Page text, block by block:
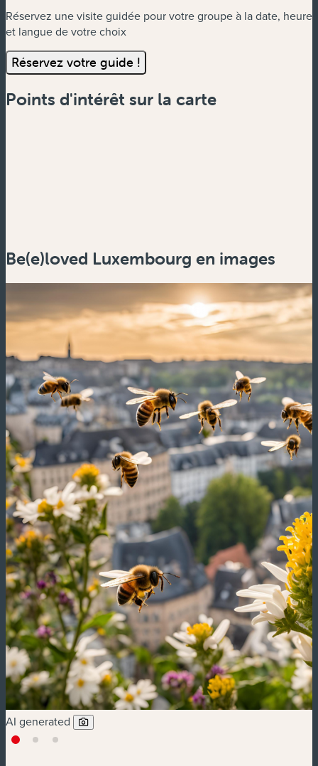
Réservez une visite guidée pour votre groupe à la date, heure
et langue de votre choix
Réservez votre guide !
Points d'intérêt sur la carte
Be(e)loved Luxembourg en images
AI generated